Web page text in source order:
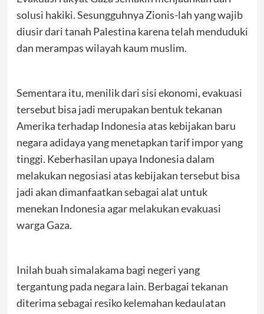
solusi hakiki. Sesungguhnya Zionis-lah yang wajib
diusir dari tanah Palestina karena telah menduduki
dan merampas wilayah kaum muslim.
Sementara itu, menilik dari sisi ekonomi, evakuasi
tersebut bisa jadi merupakan bentuk tekanan
Amerika terhadap Indonesia atas kebijakan baru
negara adidaya yang menetapkan tarif impor yang
tinggi. Keberhasilan upaya Indonesia dalam
melakukan negosiasi atas kebijakan tersebut bisa
jadi akan dimanfaatkan sebagai alat untuk
menekan Indonesia agar melakukan evakuasi
warga Gaza.
Inilah buah simalakama bagi negeri yang
tergantung pada negara lain. Berbagai tekanan
diterima sebagai resiko kelemahan kedaulatan